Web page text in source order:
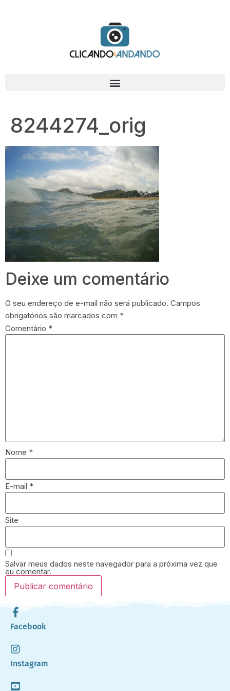
8244274_orig
Deixe um comentário
O seu endereço de e-mail não será publicado. Campos
obrigatórios são marcados com *
Comentário *
Nome *
E-mail *
Site
Salvar meus dados neste navegador para a próxima vez que
eu comentar.
Facebook
Instagram